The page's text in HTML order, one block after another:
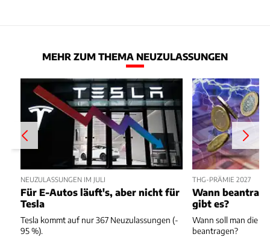
MEHR ZUM THEMA NEUZULASSUNGEN
NEUZULASSUNGEN IM JULI
Für E-Autos läuft's, aber nicht für
Tesla
Tesla kommt auf nur 367 Neuzulassungen (-
95 %).
THG-PRÄMIE 2027
Wann
gibt es?
Wann soll man die
beantragen?